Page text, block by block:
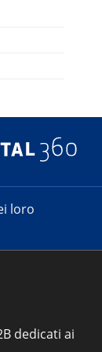
loro
dedicati ai